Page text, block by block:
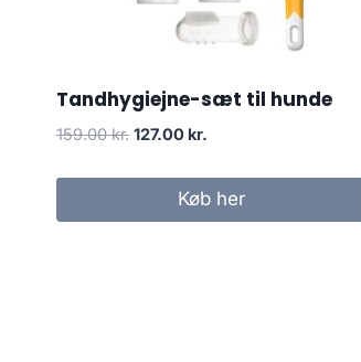
Tandhygiejne-sæt til hunde
159.00kr. Den
pris
127.00 kr.
pris
er:
Køb her